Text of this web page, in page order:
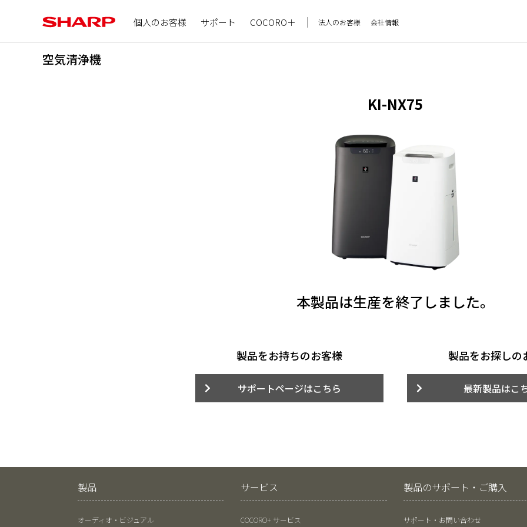
個人のお客様 サポート COCORO＋ 法人のお客様
会社情報
空気清浄機
KI-NX75
本製品は生産を終了しました。
製品をお持ちのお客様
サポートページはこちら
製品をお探しの
最新製品はこ
製品
オーディオ・ビジュアル
サービス
COCORO+ サービス
製品のサポート・ご購入
サポート・お問い合わせ